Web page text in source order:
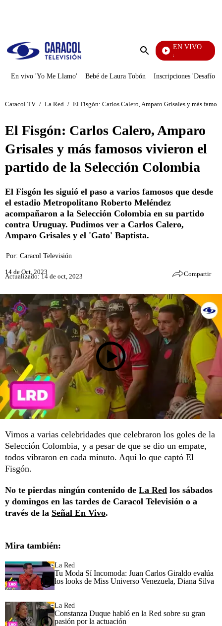
Enviar
EN VIVO
También Caerás
En vivo 'Yo Me Llamo' Bebé de Laura Tobón Inscripciones 'Desafío'
Caracol TV / La Red / El Fisgón: Carlos Calero, Amparo Grisales y más
El Fisgón: Carlos Calero, Amparo
Grisales y más famosos vivieron el
partido de la Selección Colombia
El Fisgón les siguió el paso a varios famosos que desde
el estadio Metropolitano Roberto Meléndez
acompañaron a la Selección Colombia en su partido
contra Uruguay. Pudimos ver a Carlos Calero,
Amparo Grisales y el 'Gato' Baptista.
Por: Caracol Televisión
14 de Oct, 2023
Actualizado: 14 de oct, 2023 Compartir
Vimos a varias celebridades que celebraron los goles de la
Selección Colombia, y a pesar de que se dio un empate,
todos vibraron en cada minuto. Aquí lo que captó El
Fisgón.
No te pierdas ningún contenido de La Red los sábados
y domingos en las tardes de Caracol Televisión o a
través de la Señal En Vivo.
Mira también:
La Red
Tu Moda Sí Incomoda: Juan Carlos Giraldo evalúa
los looks de Miss Universo Venezuela, Diana Silva
La Red
Constanza Duque habló en la Red sobre su gran
pasión por la actuación